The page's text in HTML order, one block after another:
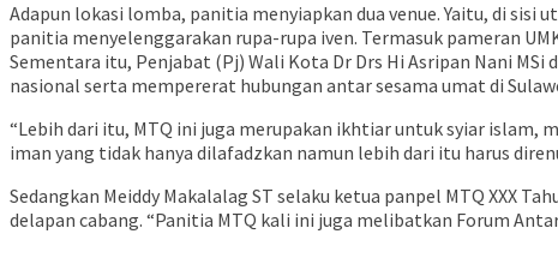
Adapun lokasi lomba, panitia menyiapkan dua venue. Yaitu, di sisi
panitia menyelenggarakan rupa-rupa iven. Termasuk pameran
Sementara itu, Penjabat (Pj) Wali Kota Dr Drs Hi Asripan Nani
nasional serta mempererat hubungan antar sesama umat di
“Lebih dari itu, MTQ ini juga merupakan ikhtiar untuk syiar islam,
iman yang tidak hanya dilafadzkan namun lebih dari itu harus
Sedangkan Meiddy Makalalag ST selaku ketua panpel MTQ XXX
delapan cabang. “Panitia MTQ kali ini juga melibatkan Forum